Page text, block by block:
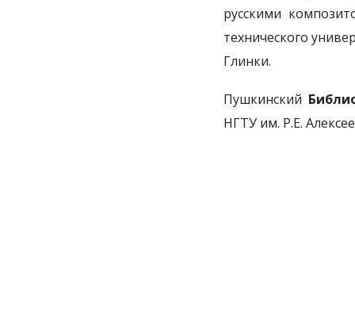
русскими
технического
Глинки.
Пушкинский
НГТУ им. Р.Е.